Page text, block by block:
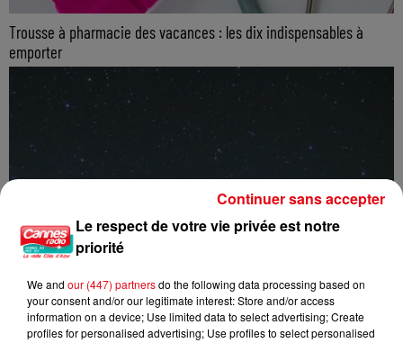
Trousse à pharmacie des vacances : les dix indispensables à
emporter
Le respect de votre vie privée est notre
priorité
We and our (447) partnersdo the following data processing based on
your consent and/or our legitimate interest: Store and/or access
information on a device; Use limited data to select advertising; Create
profiles for personalised advertising; Use profiles to select personalised
Continuer sans accepter